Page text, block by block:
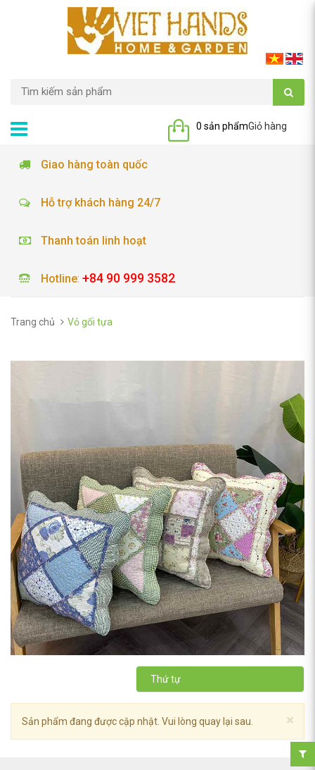
Giỏ hàng
0 sản phẩm
Giao hàng toàn quốc
Hỗ trợ khách hàng 24/7
Thanh toán linh hoạt
Hotline: +84 90 999 3582
Trang chủ Vỏ gối tựa
Thứ tự
×
Sản phẩm đang được cập nhật. Vui lòng quay lại sau.